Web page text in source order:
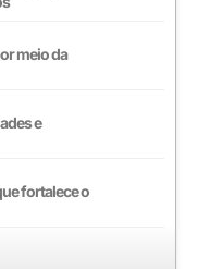
meio da
e
fortalece o